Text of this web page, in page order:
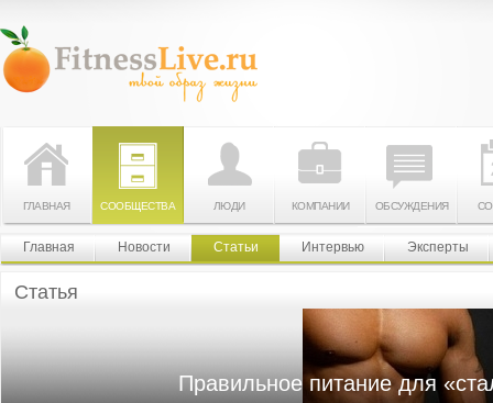
ГЛАВНАЯ СООБЩЕСТВА ЛЮДИ КОМПАНИИ ОБСУЖДЕНИЯ
Главная Новости Статьи Интервью Эксперты
Статья
Правильное питание для